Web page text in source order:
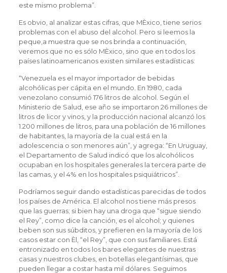
este mismo problema”.
Es obvio, al analizar estas cifras, que MÈxico, tiene serios
problemas con el abuso del alcohol. Pero si leemos la
peque‚a muestra que se nos brinda a continuación,
veremos que no es sólo MÈxico, sino que en todos los
países latinoamericanos existen similares estadísticas:
“Venezuela es el mayor importador de bebidas
alcohólicas per cápita en el mundo. En 1980, cada
venezolano consumió 176 litros de alcohol. Según el
Ministerio de Salud, ese año se importaron 26 millones de
litros de licor y vinos, y la producción nacional alcanzó los
1.200 millones de litros, para una población de 16 millones
de habitantes, la mayoría de la cual está en la
adolescencia o son menores aún”, y agrega: “En Uruguay,
el Departamento de Salud indicó que los alcohólicos
ocupaban en los hospitales generales la tercera parte de
las camas, y el 4% en los hospitales psiquiátricos”.
Podríamos seguir dando estadísticas parecidas de todos
los países de América. El alcohol nos tiene más presos
que las guerras; si bien hay una droga que “sigue siendo
el Rey”, como dice la canción, es el alcohol; y quienes
beben son sus súbditos, y prefieren en la mayoría de los
casos estar con Èl, “el Rey”, que con sus familiares. Está
entronizado en todos los bares elegantes de nuestras
casas y nuestros clubes, en botellas elegantísimas, que
pueden llegar a costar hasta mil dólares. Seguimos